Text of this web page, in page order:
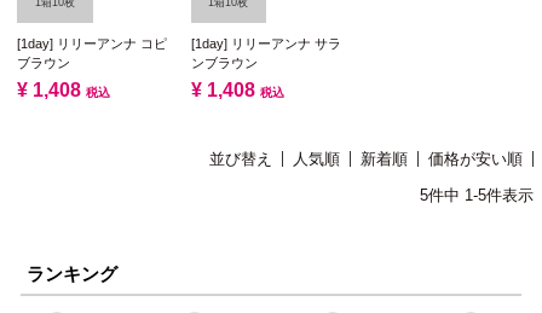
1箱10枚
[1day] リリーアンナ コピ
ブラウン
¥ 1,408 税込
1箱10枚
[1day] リリーアンナ サラ
ンブラウン
¥ 1,408 税込
並び替え 人気順 新着順
価格が安い順
5件中 1-5件表示
ランキング